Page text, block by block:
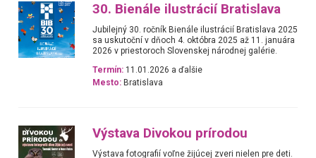
30. Bienále ilustrácií Bratislava
Jubilejný 30. ročník Bienále ilustrácií Bratislava 2025
sa uskutoční v dňoch 4. októbra 2025 až 11. januára
2026 v priestoroch Slovenskej národnej galérie.
Termín: 11.01.2026 a ďalšie
Mesto: Bratislava
Výstava Divokou prírodou
Výstava fotografií voľne žijúcej zveri nielen pre deti.